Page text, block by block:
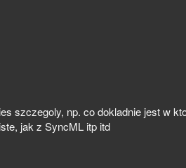
szczegoly, np. co dokladnie jest w
jak z SyncML itp itd